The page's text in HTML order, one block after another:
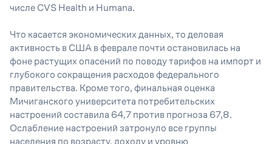
числе CVS Health и Humana.
Что касается экономических данных, то деловая
активность в США в феврале почти остановилась на
фоне растущих опасений по поводу тарифов на импорт и
глубокого сокращения расходов федерального
правительства. Кроме того, финальная оценка
Мичиганского университета потребительских
настроений составила 64,7 против прогноза 67,8.
Ослабление настроений затронуло все группы
населения по возрасту, доходу и уровню